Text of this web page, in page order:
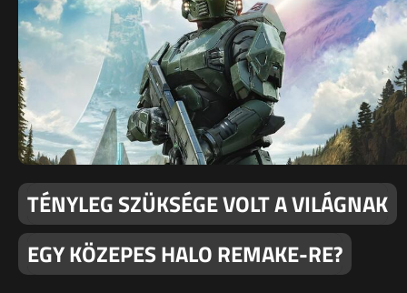
TÉNYLEG SZÜKSÉGE VOLT A VILÁGNAK
EGY KÖZEPES HALO REMAKE-RE?